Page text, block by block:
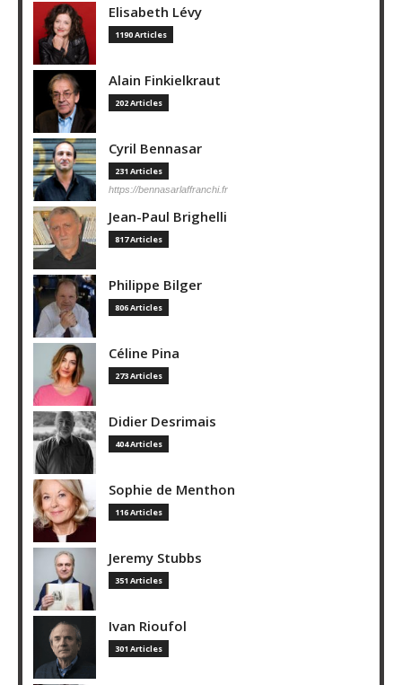
Elisabeth Lévy
1190 Articles
Alain Finkielkraut
202 Articles
Cyril Bennasar
231 Articles
https://bennasarlaffranchi.fr
Jean-Paul Brighelli
817 Articles
Philippe Bilger
806 Articles
Céline Pina
273 Articles
Didier Desrimais
404 Articles
Sophie de Menthon
116 Articles
Jeremy Stubbs
351 Articles
Ivan Rioufol
301 Articles